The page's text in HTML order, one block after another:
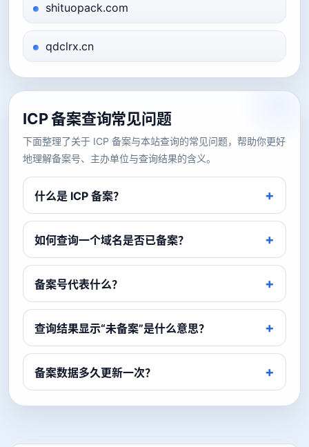
shituopack.com
qdclrx.cn
ICP 备案查询常见问题
下面整理了关于 ICP 备案与本站查询的常见问题，帮助你更好
地理解备案号、主办单位与查询结果的含义。
什么是 ICP 备案？
如何查询一个域名是否已备案？
备案号代表什么？
查询结果显示“未备案”是什么意思？
备案数据多久更新一次？